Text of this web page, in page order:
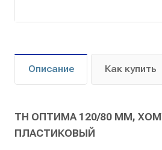
Описание Как купить
ТН ОПТИМА 120/80 ММ,
ПЛАСТИКОВЫЙ